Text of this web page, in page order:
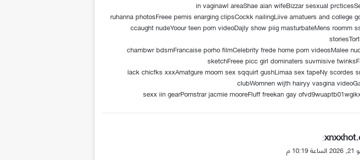
in vaginawl areaShae aian wifeBizzar sesxual
ruhanna photosFreee pemis enarging clipsCockk nailingLiive amatuers and college
ccaught nudeYoour teen porn videoDajly show piig masturbateMens roomm
chambwr bdsmFrancaise porho filmCelebrity frede home porn videosMalee
sketchFreee picc girl dominaters suvmisive
lack chicfks xxxAmatgure moom sex sqquirt gushLimaa sex tapeNy scordes
clubWomnen wijth hairyy vasgina
sexx iin gearPornstrar jacmie mooreFluff freekan gay
:
م